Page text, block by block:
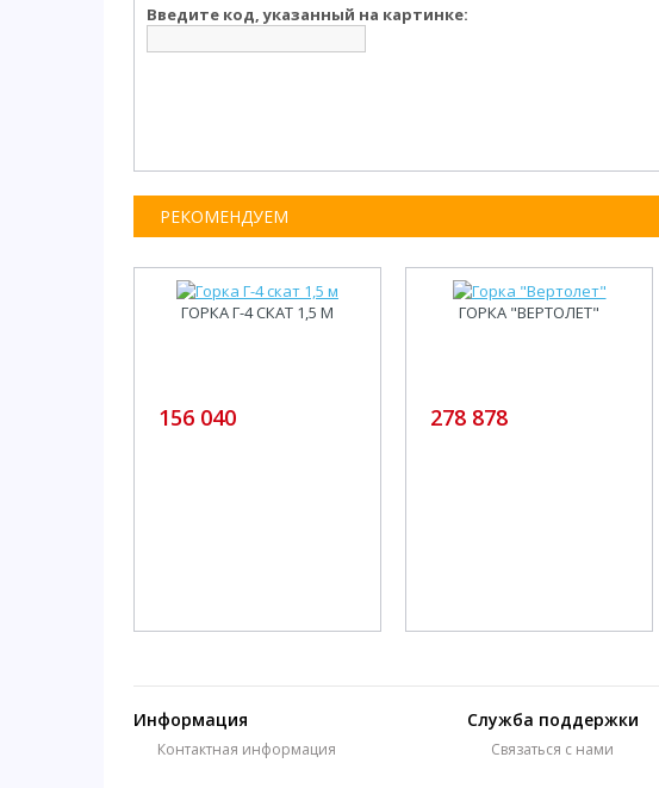
Введите код, указанный на картинке:
РЕКОМЕНДУЕМ
ГОРКА Г-4 СКАТ 1,5 М
156 040
ГОРКА "ВЕРТОЛЕТ"
278 878
Информация
Контактная информация
Служба поддержки
Связаться с нами